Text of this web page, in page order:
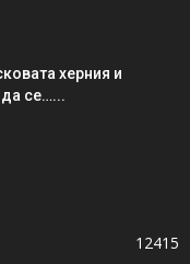
херния и
се…...
12415